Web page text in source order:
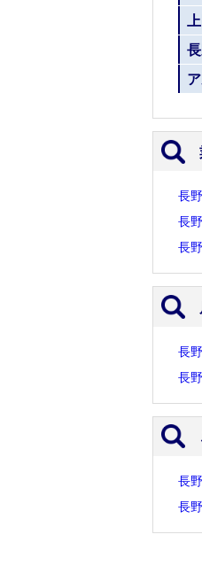
長
長
長
長
長
長
長